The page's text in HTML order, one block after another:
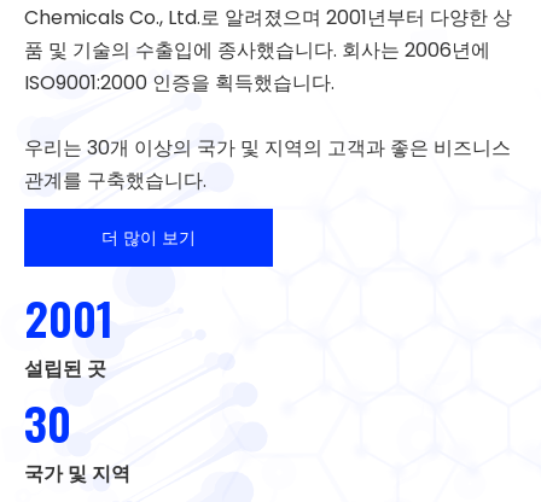
Chemicals Co., Ltd.로 알려졌으며 2001년부터 다양한 상
품 및 기술의 수출입에 종사했습니다. 회사는 2006년에
ISO9001:2000 인증을 획득했습니다.
우리는 30개 이상의 국가 및 지역의 고객과 좋은 비즈니스
관계를 구축했습니다.
더 많이 보기
2001
설립된 곳
30
국가 및 지역